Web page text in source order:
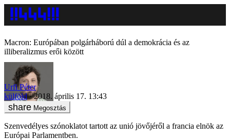
Macron: Európában polgárháború dúl a demokrácia és az
illiberalizmus erői között
Urfi Péter
külföld
2018. április 17. 13:43
Megosztás
Szenvedélyes szónoklatot tartott az unió jövőjéről a francia elnök az
Európai Parlamentben.